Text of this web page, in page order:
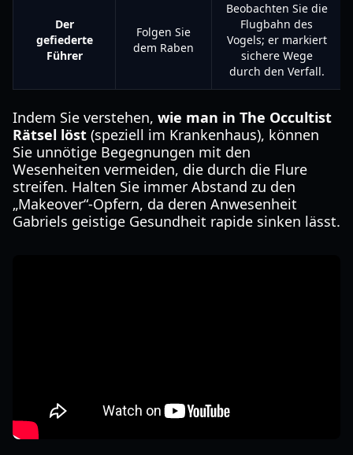
Der
gefiederte
Führer
Folgen Sie
dem Raben
Beobachten Sie die
Flugbahn des
Vogels; er markiert
sichere Wege
durch den Verfall.
Indem Sie verstehen, wie man in The Occultist
Rätsel löst (speziell im Krankenhaus), können
Sie unnötige Begegnungen mit den
Wesenheiten vermeiden, die durch die Flure
streifen. Halten Sie immer Abstand zu den
„Makeover“-Opfern, da deren Anwesenheit
Gabriels geistige Gesundheit rapide sinken lässt.